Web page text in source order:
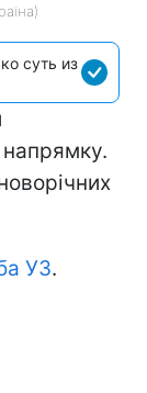
суть из
напрямку.
УЗ.